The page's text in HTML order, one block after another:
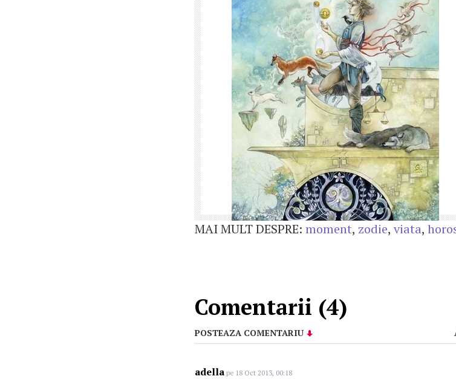
MAI MULT DESPRE: moment, zodie, viata,
Comentarii (4)
POSTEAZA COMENTARIU
adella pe 18 Oct 2013, 00:18